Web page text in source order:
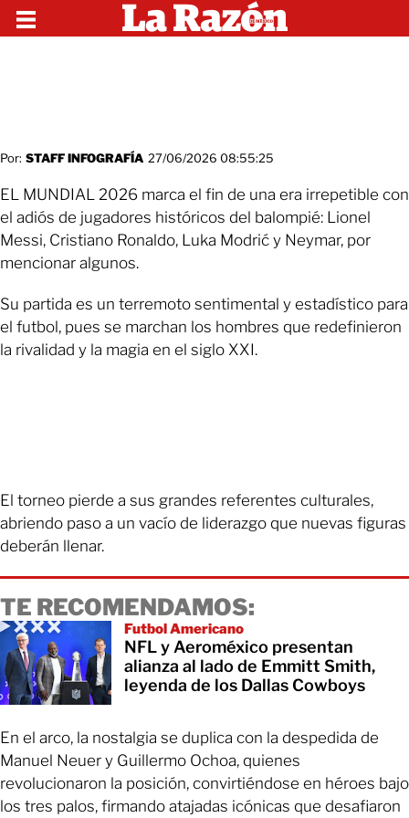
Por: STAFF INFOGRAFÍA 27/06/2026 08:55:25
EL MUNDIAL 2026 marca el fin de una era irrepetible con
el adiós de jugadores históricos del balompié: Lionel
Messi, Cristiano Ronaldo, Luka Modrić y Neymar, por
mencionar algunos.
Su partida es un terremoto sentimental y estadístico para
el futbol, pues se marchan los hombres que redefinieron
la rivalidad y la magia en el siglo XXI.
El torneo pierde a sus grandes referentes culturales,
abriendo paso a un vacío de liderazgo que nuevas figuras
deberán llenar.
TE RECOMENDAMOS:
Futbol Americano
NFL y Aeroméxico presentan
alianza al lado de Emmitt Smith,
leyenda de los Dallas Cowboys
En el arco, la nostalgia se duplica con la despedida de
Manuel Neuer y Guillermo Ochoa, quienes
revolucionaron la posición, convirtiéndose en héroes bajo
los tres palos, firmando atajadas icónicas que desafiaron